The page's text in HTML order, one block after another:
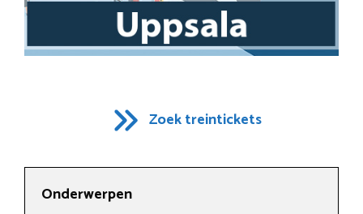
Zoek treintickets
Onderwerpen